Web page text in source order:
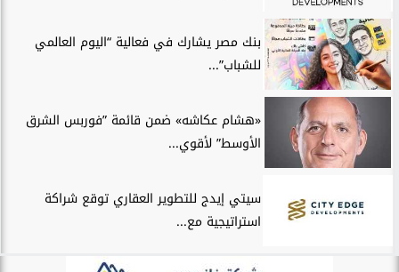
بنك مصر يشارك في فعالية “اليوم العالمي
للشباب”...
«هشام عكاشه» ضمن قائمة ”فوربس الشرق
الأوسط” لأقوي...
سيتي إيدج للتطوير العقاري توقع شراكة
استراتيجية مع...